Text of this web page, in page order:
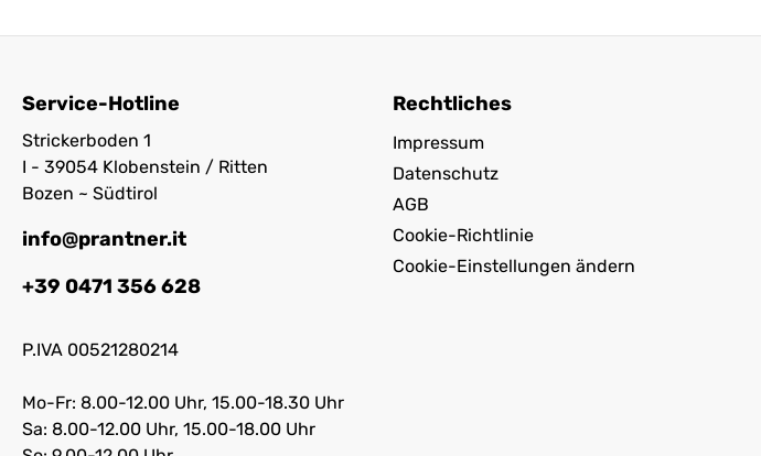
Service-Hotline
Strickerboden 1
I - 39054 Klobenstein / Ritten
Bozen ~ Südtirol
info@prantner.it
+39 0471 356 628
P.IVA 00521280214
Mo-Fr: 8.00-12.00 Uhr, 15.00-18.30 Uhr
Sa: 8.00-12.00 Uhr, 15.00-18.00 Uhr
Rechtliches
Impressum
Datenschutz
AGB
Cookie-Richtlinie
Cookie-Einstellungen ändern